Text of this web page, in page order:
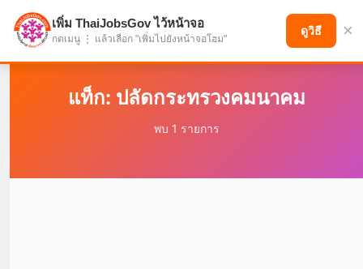
แบ่งปันโอกาส เพื่ออนาคตที่ก้าวหน้า
แท็ก: ปลัดกระทรวงคมนาคม
พบ 1 รายการ
เพิ่ม ThaiJobsGov ไว้หน้าจอ
กดเมนู ⋮ แล้วเลือก "เพิ่มไปยังหน้าจอโฮม"
ดูวิธี ×